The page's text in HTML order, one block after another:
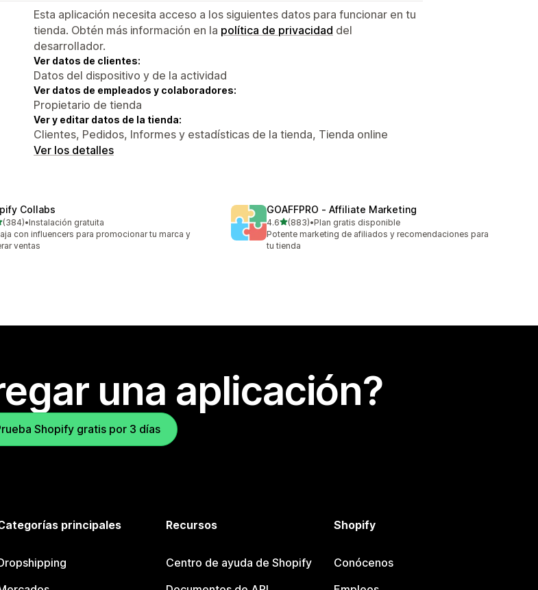
Esta aplicación necesita acceso a los siguientes datos para funcionar en tu
tienda. Obtén más información en la política de privacidad del
desarrollador.
Ver datos de clientes:
Datos del dispositivo y de la actividad
Ver datos de empleados y colaboradores:
Propietario de tienda
Ver y editar datos de la tienda:
Clientes, Pedidos, Informes y estadísticas de la tienda, Tienda online
Ver los detalles
Collabs
5 estrellas
(384) en total
•Instalación gratuita
con influencers para promocionar tu marca y
ventas
GOAFFPRO ‑ Affiliate Marketing
4.6de 5 estrellas
(883)
883 reseñas en total
•Plan gratis disponible
Potente marketing de afiliados y recomendaciones para
tu tienda
una aplicación?
Shopify gratis por 3 días
principales Recursos
Centro de ayuda de Shopify
Shopify
Conócenos